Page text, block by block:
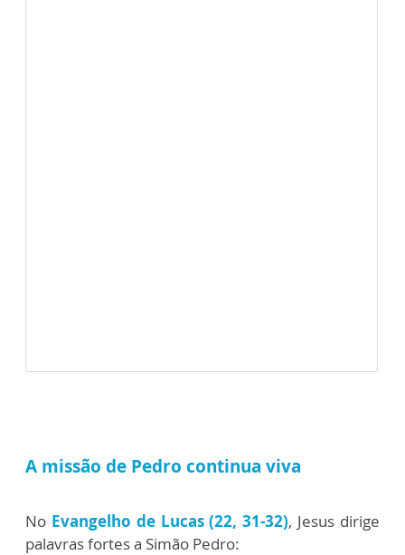
A missão de Pedro continua viva
No Evangelho de Lucas (22, 31-32), Jesus dirige
palavras fortes a Simão Pedro: